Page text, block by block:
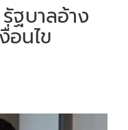
ฐบาลอ้าง
อนไข